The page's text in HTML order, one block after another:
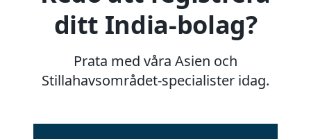
ditt India-bolag?
Prata med våra Asien och
Stillahavsområdet-specialister idag.